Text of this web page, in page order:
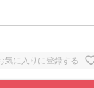
気に入りに登録する